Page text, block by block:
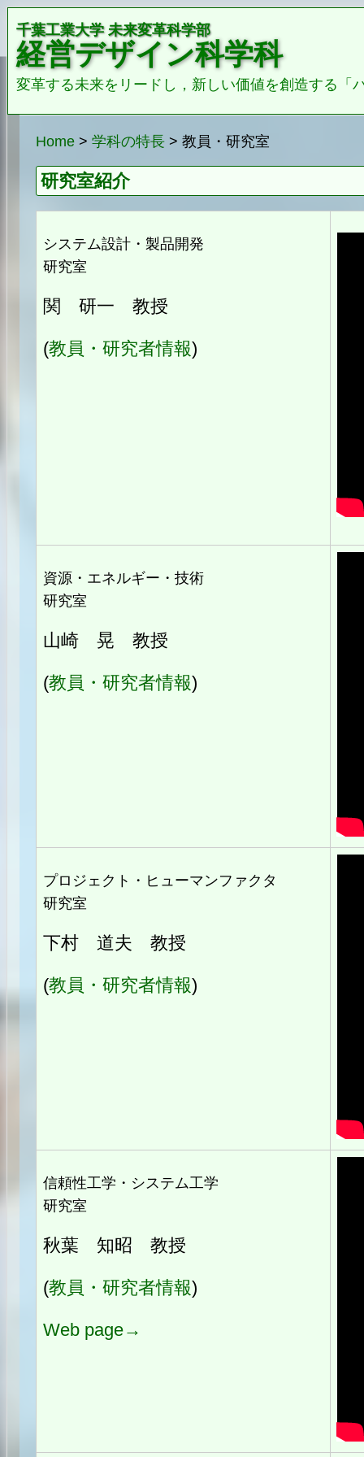
千葉工業大学 未来変革科学部
経営デザイン科学科
変革する未来をリードし，新しい価値を創造する「
Home > 学科の特長 > 教員・研究室
研究室紹介
システム設計・製品開発
研究室
関 研一 教授
(教員・研究者情報)
資源・エネルギー・技術
研究室
山崎 晃 教授
(教員・研究者情報)
プロジェクト・ヒューマンファクタ
研究室
下村 道夫 教授
(教員・研究者情報)
信頼性工学・システム工学
研究室
秋葉 知昭 教授
(教員・研究者情報)
Web page→